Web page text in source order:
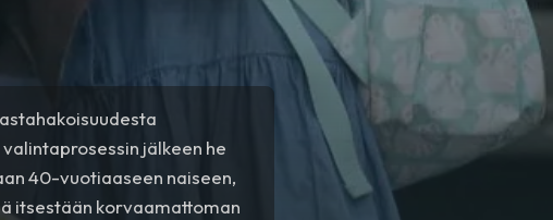
jälkeen he
40-vuotiaaseen naiseen,
itsestään korvaamattoman